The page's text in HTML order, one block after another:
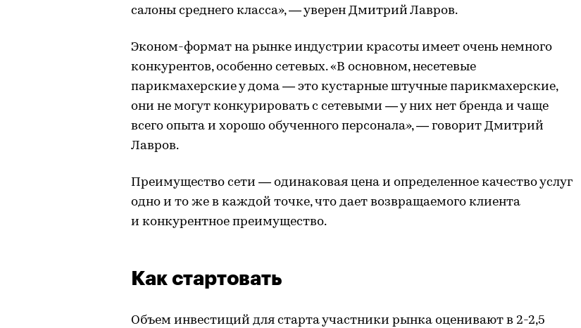
салоны среднего класса», — уверен Дмитрий Лавров.
Эконом-формат на рынке индустрии красоты имеет очень немного
конкурентов, особенно сетевых. «В основном, несетевые
парикмахерские у дома — это кустарные штучные парикмахерские,
они не могут конкурировать с сетевыми — у них нет бренда и чаще
всего опыта и хорошо обученного персонала», — говорит Дмитрий
Лавров.
Преимущество сети — одинаковая цена и определенное качество услуг
одно и то же в каждой точке, что дает возвращаемого клиента
и конкурентное преимущество.
Как стартовать
Объем инвестиций для старта участники рынка оценивают в 2-2,5